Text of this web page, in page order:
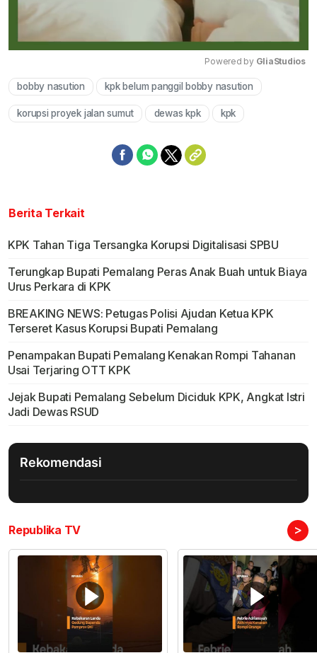
Mute
Powered by GliaStudios
bobby nasution kpk belum panggil bobby nasution
korupsi proyek jalan sumut dewas kpk kpk
Berita Terkait
KPK Tahan Tiga Tersangka Korupsi Digitalisasi SPBU
Terungkap Bupati Pemalang Peras Anak Buah untuk Biaya
Urus Perkara di KPK
BREAKING NEWS: Petugas Polisi Ajudan Ketua KPK
Terseret Kasus Korupsi Bupati Pemalang
Penampakan Bupati Pemalang Kenakan Rompi Tahanan
Usai Terjaring OTT KPK
Jejak Bupati Pemalang Sebelum Diciduk KPK, Angkat Istri
Jadi Dewas RSUD
Rekomendasi
Republika TV >